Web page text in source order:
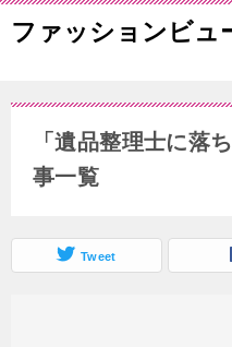
ファッションビュ
「遺品整理士に落
事一覧
Tweet